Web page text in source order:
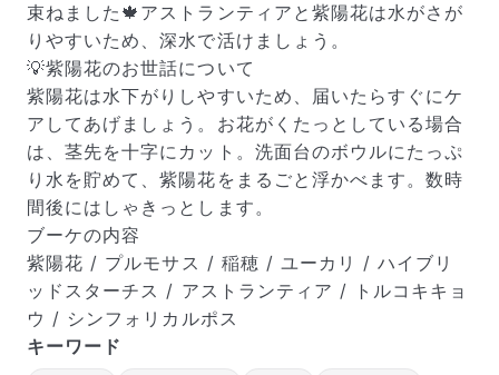
束ねました🍁アストランティアと紫陽花は水がさが
りやすいため、深水で活けましょう。
💡紫陽花のお世話について
紫陽花は水下がりしやすいため、届いたらすぐにケ
アしてあげましょう。お花がくたっとしている場合
は、茎先を十字にカット。洗面台のボウルにたっぷ
り水を貯めて、紫陽花をまるごと浮かべます。数時
間後にはしゃきっとします。
ブーケの内容
紫陽花 / プルモサス / 稲穂 / ユーカリ / ハイブリ
ッドスターチス / アストランティア / トルコキキョ
ウ / シンフォリカルポス
キーワード